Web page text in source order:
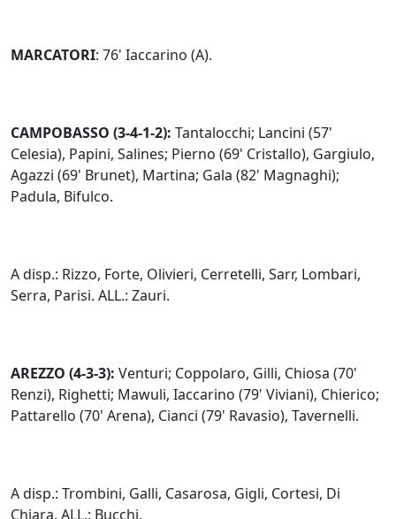
MARCATORI: 76' Iaccarino (A).
CAMPOBASSO (3-4-1-2): Tantalocchi; Lancini (57'
Celesia), Papini, Salines; Pierno (69' Cristallo), Gargiulo,
Agazzi (69' Brunet), Martina; Gala (82' Magnaghi);
Padula, Bifulco.
A disp.: Rizzo, Forte, Olivieri, Cerretelli, Sarr, Lombari,
Serra, Parisi. ALL.: Zauri.
AREZZO (4-3-3): Venturi; Coppolaro, Gilli, Chiosa (70'
Renzi), Righetti; Mawuli, Iaccarino (79' Viviani), Chierico;
Pattarello (70' Arena), Cianci (79' Ravasio), Tavernelli.
A disp.: Trombini, Galli, Casarosa, Gigli, Cortesi, Di
Chiara. ALL.: Bucchi.